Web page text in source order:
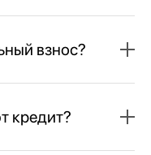
взнос?
кредит?